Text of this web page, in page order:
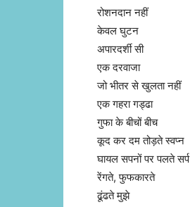
रोशनदान नहीं
केवल घुटन
अपारदर्शी सी
एक दरवाजा
जो भीतर से खुलता नहीं
एक गहरा गड्ढा
गुफा के बीचों बीच
कूद कर दम तोड़ते स्वप्न
घायल सपनों पर पलते सर्प
रेंगते, फुफकारते
ढूंढते मुझे